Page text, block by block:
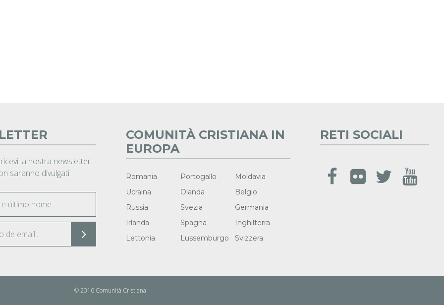
la nostra newsletter.
saranno divulgati
COMUNITÀ CRISTIANA IN
EUROPA
Romania Portogallo
Moldavia
Ucraina
Olanda
Belgio
Russia
Svezia
Germania
Irlanda
Spagna
Inghilterra
Lettonia
Lussemburgo Svizzera
RETI SOCIALI
© 2016 Comunità Cristiana.